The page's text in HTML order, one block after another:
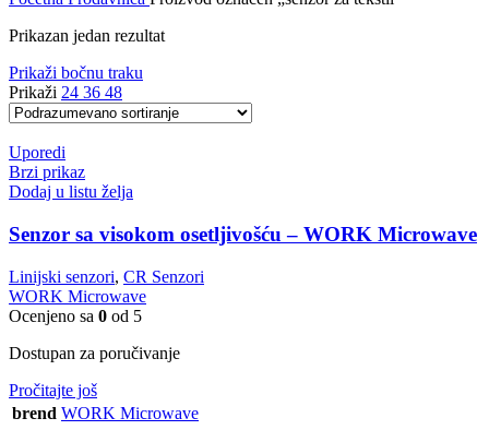
Prikazan jedan rezultat
Prikaži bočnu traku
Prikaži 24 36 48
Uporedi
Brzi prikaz
Dodaj u listu želja
Senzor sa visokom osetljivošću – WORK Microwave
Linijski senzori, CR Senzori
WORK Microwave
Ocenjeno sa 0 od 5
Dostupan za poručivanje
Pročitajte još
brend WORK Microwave